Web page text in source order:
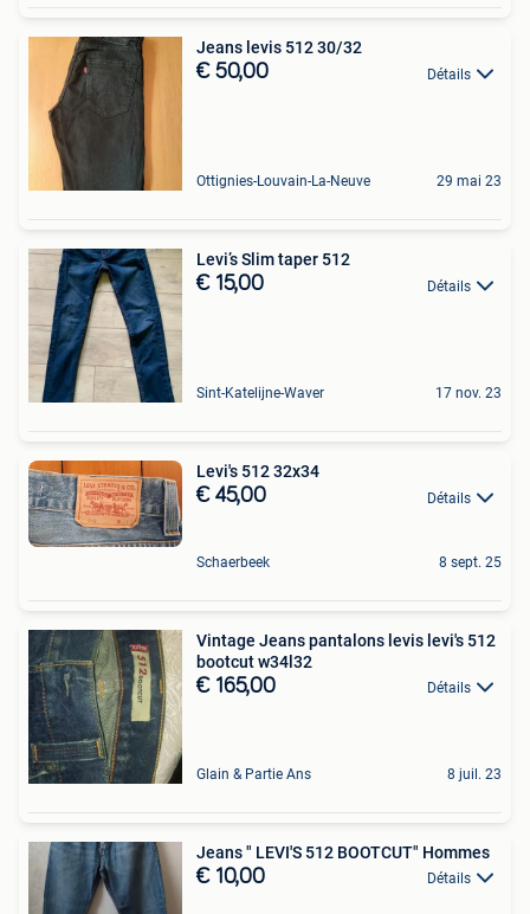
Jeans levis 512 30/32
€ 50,00 Détails
Ottignies-Louvain-La-Neuve 29 mai 23
Levi’s Slim taper 512
€ 15,00 Détails
Sint-Katelijne-Waver 17 nov. 23
Levi's 512 32x34
€ 45,00 Détails
Schaerbeek 8 sept. 25
Vintage Jeans pantalons levis levi's 512
bootcut w34l32
€ 165,00 Détails
Glain & Partie Ans 8 juil. 23
Jeans " LEVI'S 512 BOOTCUT" Hommes
€ 10,00 Détails